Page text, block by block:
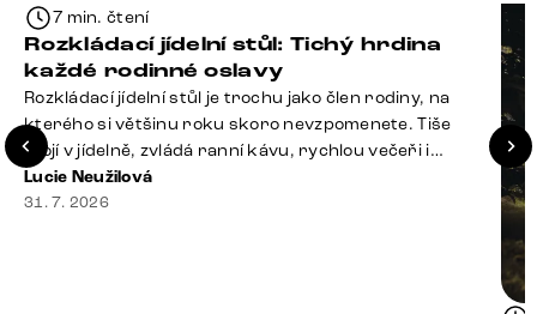
7 min. čtení
Rozkládací jídelní stůl: Tichý hrdina
každé rodinné oslavy
Rozkládací jídelní stůl je trochu jako člen rodiny, na
kterého si většinu roku skoro nevzpomenete. Tiše
stojí v jídelně, zvládá ranní kávu, rychlou večeři i
hromadu dopisů, které je potřeba „někdy vyřídit“. Pak
ale přijdou Vánoce, narozeniny nebo zpráva: „Stavíme
Lucie Neužilová
31. 7. 2026